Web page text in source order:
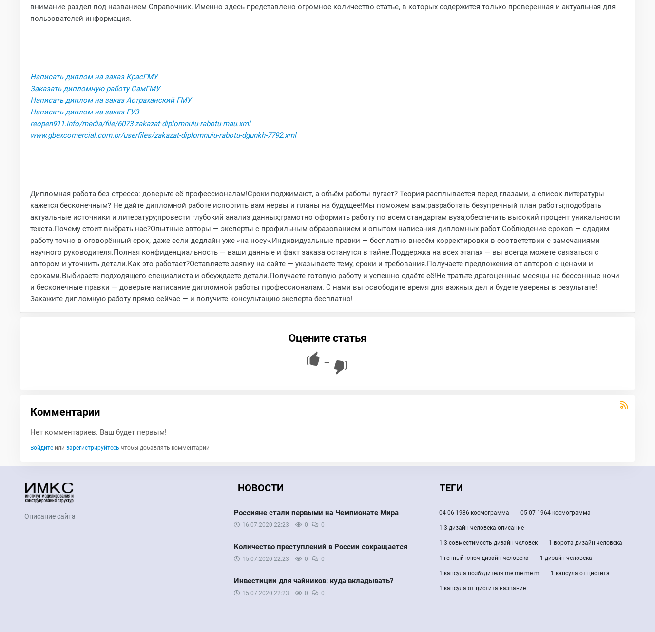
внимание раздел под названием Справочник. Именно здесь представлено огромное количество статье, в которых содержится только проверенная и актуальная для
пользователей информация.
Написать диплом на заказ КрасГМУ
Заказать дипломную работу СамГМУ
Написать диплом на заказ Астраханский ГМУ
Написать диплом на заказ ГУЗ
reopen911.info/media/file/6073-zakazat-diplomnuiu-rabotu-mau.xml
www.gbexcomercial.com.br/userfiles/zakazat-diplomnuiu-rabotu-dgunkh-7792.xml
Дипломная работа без стресса: доверьте её профессионалам!Сроки поджимают, а объём работы пугает? Теория расплывается перед глазами, а список литературы
кажется бесконечным? Не дайте дипломной работе испортить вам нервы и планы на будущее!Мы поможем вам:разработать безупречный план работы;подобрать
актуальные источники и литературу;провести глубокий анализ данных;грамотно оформить работу по всем стандартам вуза;обеспечить высокий процент уникальности
текста.Почему стоит выбрать нас?Опытные авторы — эксперты с профильным образованием и опытом написания дипломных работ.Соблюдение сроков — сдадим
работу точно в оговорённый срок, даже если дедлайн уже «на носу».Индивидуальные правки — бесплатно внесём корректировки в соответствии с замечаниями
научного руководителя.Полная конфиденциальность — ваши данные и факт заказа останутся в тайне.Поддержка на всех этапах — вы всегда можете связаться с
автором и уточнить детали.Как это работает?Оставляете заявку на сайте — указываете тему, сроки и требования.Получаете предложения от авторов с ценами и
сроками.Выбираете подходящего специалиста и обсуждаете детали.Получаете готовую работу и успешно сдаёте её!Не тратьте драгоценные месяцы на бессонные ночи
и бесконечные правки — доверьте написание дипломной работы профессионалам. С нами вы освободите время для важных дел и будете уверены в результате!
Закажите дипломную работу прямо сейчас — и получите консультацию эксперта бесплатно!
Оцените статья
—
Комментарии
Нет комментариев. Ваш будет первым!
Войдитеили зарегистрируйтесь чтобы добавлять комментарии
Описание сайта
НОВОСТИ
Россияне стали первыми на Чемпионате Мира
16.07.2020 22:23 0 0
Количество преступлений в России сокращается
15.07.2020 22:23 0 0
Инвестиции для чайников: куда вкладывать?
15.07.2020 22:23 0 0
ТЕГИ
04 06 1986 космограмма 05 07 1964 космограмма
1 3 дизайн человека описание
1 3 совместимость дизайн человек 1 ворота дизайн человека
1 генный ключ дизайн человека 1 дизайн человека
1 капсула возбудителя me me me m 1 капсула от цистита
1 капсула от цистита название